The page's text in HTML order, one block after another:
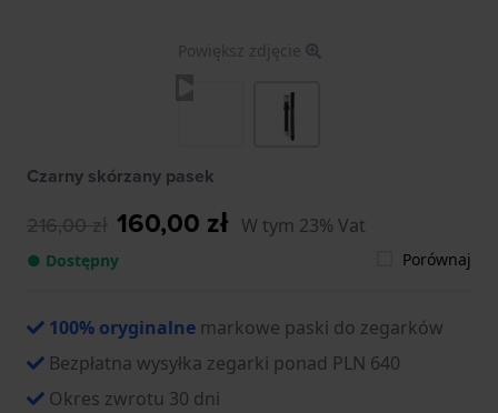
Powiększ zdjęcie
Czarny skórzany pasek
216,00 zł 160,00 zł W tym 23% Vat
● Dostępny Porównaj
100% oryginalne markowe paski do zegarków
Bezpłatna wysyłka zegarki ponad PLN 640
Okres zwrotu 30 dni